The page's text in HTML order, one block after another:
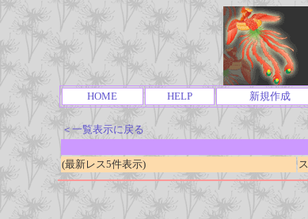
HOME HELP 新規作成
＜一覧表示に戻る
(最新レス5件表示)